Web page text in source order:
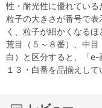
性・耐光性に優れている
粒子の大きさが番号で
く、粒子が細かくなるほ
荒目（５～８番）、中
白）と区分すると、「e-
１３・白番を品揃えして